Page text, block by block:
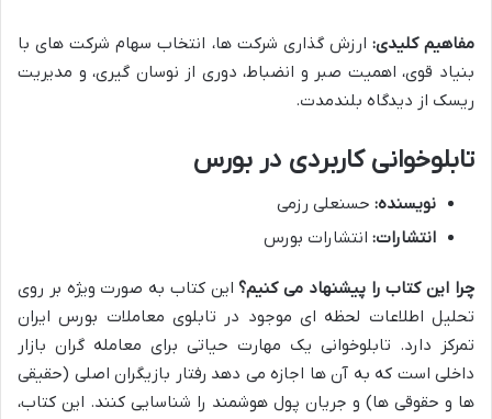
مفاهیم کلیدی: ارزش گذاری شرکت ها، انتخاب سهام شرکت های با
بنیاد قوی، اهمیت صبر و انضباط، دوری از نوسان گیری، و مدیریت
ریسک از دیدگاه بلندمدت.
تابلوخوانی کاربردی در بورس
نویسنده: حسنعلی رزمی
انتشارات: انتشارات بورس
چرا این کتاب را پیشنهاد می کنیم؟این کتاب به صورت ویژه بر روی
تحلیل اطلاعات لحظه ای موجود در تابلوی معاملات بورس ایران
تمرکز دارد. تابلوخوانی یک مهارت حیاتی برای معامله گران بازار
داخلی است که به آن ها اجازه می دهد رفتار بازیگران اصلی (حقیقی
ها و حقوقی ها) و جریان پول هوشمند را شناسایی کنند. این کتاب،